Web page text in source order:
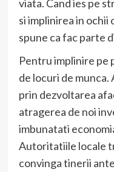
viata. Cand ies pe
si implinirea in ochii
spune ca fac parte
Pentru implinire pe
de locuri de
prin dezvoltarea
atragerea de noi
imbunatati
Autoritatiile locale
convinga tinerii